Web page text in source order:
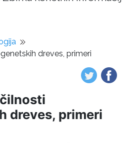
dreves, primeri
dreves, primeri